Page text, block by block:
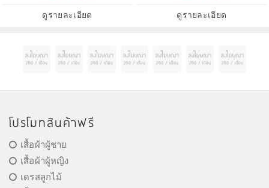
ดูรายละเอียด ดูรายละเอียด
โปรโมทสินค้าฟรี
เสื้อผ้าผู้ชาย
เสื้อผ้าผู้หญิง
เดรสลูกไม้